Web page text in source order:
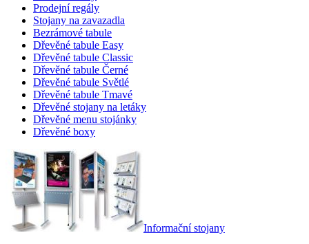
Prodejní regály
Stojany na zavazadla
Bezrámové tabule
Dřevěné tabule Easy
Dřevěné tabule Classic
Dřevěné tabule Černé
Dřevěné tabule Světlé
Dřevěné tabule Tmavé
Dřevěné stojany na letáky
Dřevěné menu stojánky
Dřevěné boxy
Informační stojany